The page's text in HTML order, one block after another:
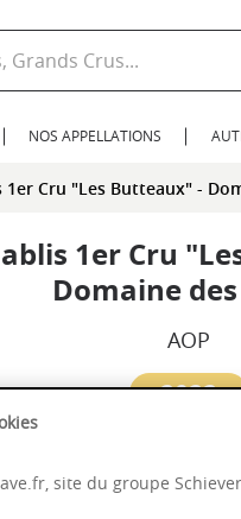
NOS APPELLATIONS
1er Cru "Les Butteaux" -
1er Cru
Domaine
AOP
2022
site du groupe Schiever.